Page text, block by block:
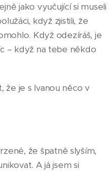
jako vyučující si museli
když zjistili, že
Když odezíráš, je
– když na tebe někdo
že je s Ivanou něco v
že špatně slyším,
A já jsem si